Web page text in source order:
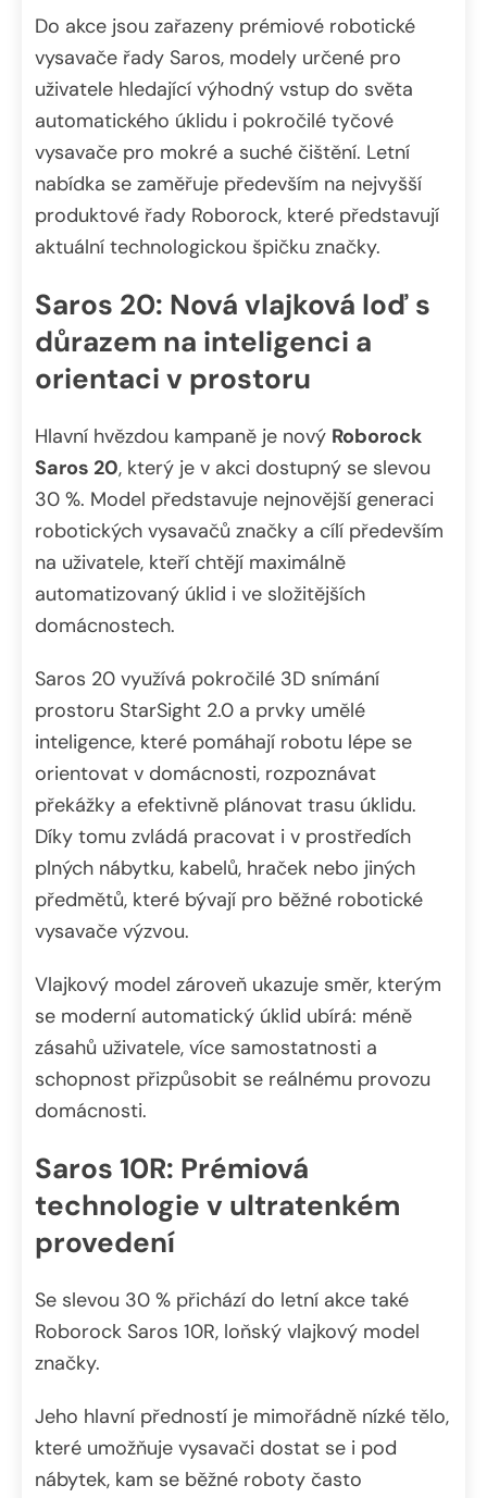
Do akce jsou zařazeny prémiové robotické
vysavače řady Saros, modely určené pro
uživatele hledající výhodný vstup do světa
automatického úklidu i pokročilé tyčové
vysavače pro mokré a suché čištění. Letní
nabídka se zaměřuje především na nejvyšší
produktové řady Roborock, které představují
aktuální technologickou špičku značky.
Saros 20: Nová vlajková loď s
důrazem na inteligenci a
orientaci v prostoru
Hlavní hvězdou kampaně je nový Roborock
Saros 20, který je v akci dostupný se slevou
30 %. Model představuje nejnovější generaci
robotických vysavačů značky a cílí především
na uživatele, kteří chtějí maximálně
automatizovaný úklid i ve složitějších
domácnostech.
Saros 20 využívá pokročilé 3D snímání
prostoru StarSight 2.0 a prvky umělé
inteligence, které pomáhají robotu lépe se
orientovat v domácnosti, rozpoznávat
překážky a efektivně plánovat trasu úklidu.
Díky tomu zvládá pracovat i v prostředích
plných nábytku, kabelů, hraček nebo jiných
předmětů, které bývají pro běžné robotické
vysavače výzvou.
Vlajkový model zároveň ukazuje směr, kterým
se moderní automatický úklid ubírá: méně
zásahů uživatele, více samostatnosti a
schopnost přizpůsobit se reálnému provozu
domácnosti.
Saros 10R: Prémiová
technologie v ultratenkém
provedení
Se slevou 30 % přichází do letní akce také
Roborock Saros 10R, loňský vlajkový model
značky.
Jeho hlavní předností je mimořádně nízké tělo,
které umožňuje vysavači dostat se i pod
nábytek, kam se běžné roboty často